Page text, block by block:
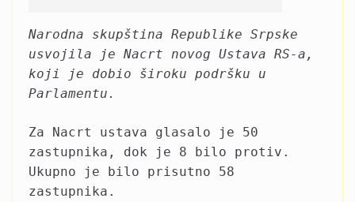
Narodna skupština Republike Srpske
usvojila je Nacrt novog Ustava RS-a,
koji je dobio široku podršku u
Parlamentu.
Za Nacrt ustava glasalo je 50
zastupnika, dok je 8 bilo protiv.
Ukupno je bilo prisutno 58
zastupnika.